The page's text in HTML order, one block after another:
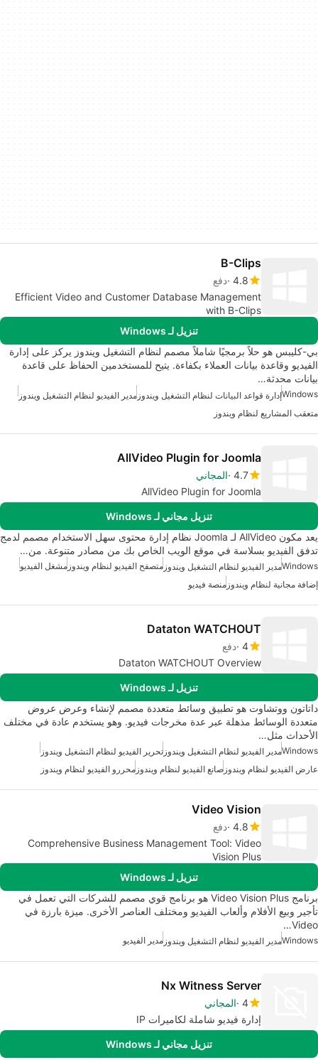
B-Clips
4.8 دفع
Efficient Video and Customer Database Management
with B-Clips
تنزيل لـ Windows
بي-كليبس هو حلاً برمجيًا شاملاً مصمم لنظام التشغيل ويندوز يركز على إدارة
الفيديو وقاعدة بيانات العملاء بكفاءة. يتيح للمستخدمين الحفاظ على قاعدة
بيانات محدثة…
Windowsإدارة قواعد البيانات لنظام التشغيل ويندوز مدير الفيديو لنظام التشغيل ويندوز
متعقب المشاريع لنظام ويندوز
AllVideo Plugin for Joomla
4.7 المجاني
AllVideo Plugin for Joomla
تنزيل مجاني لـ Windows
يعد مكون AllVideo لـ Joomla نظام إدارة محتوى سهل الاستخدام مصمم لدمج
تدفق الفيديو بسلاسة في موقع الويب الخاص بك من مصادر متنوعة. من…
Windowsمدير الفيديو لنظام التشغيل ويندوز متصفح الفيديو لنظام ويندوز مشغل الفيديو
إضافة مجانية لنظام ويندوز منصة فيديو
Dataton WATCHOUT
4 دفع
Dataton WATCHOUT Overview
تنزيل لـ Windows
داتاتون ووتشاوت هو تطبيق وسائط متعددة مصمم لإنشاء وعرض عروض
متعددة الوسائط مذهلة عبر عدة مخرجات فيديو. وهو يستخدم عادة في مختلف
الأحداث مثل…
Windowsمدير الفيديو لنظام التشغيل ويندوز تحرير الفيديو لنظام التشغيل ويندوز
عارض الفيديو لنظام ويندوز صانع الفيديو لنظام ويندوز محررو الفيديو لنظام ويندوز
Video Vision
4.8 دفع
Comprehensive Business Management Tool: Video
Vision Plus
تنزيل لـ Windows
برنامج Video Vision Plus هو برنامج قوي مصمم للشركات التي تعمل في
تأجير وبيع الأفلام وألعاب الفيديو ومختلف العناصر الأخرى. ميزة بارزة في
Video…
Windowsمدير الفيديو لنظام التشغيل ويندوز مدير الفيديو
Nx Witness Server
4 المجاني
إدارة فيديو شاملة لكاميرات IP
تنزيل مجاني لـ Windows